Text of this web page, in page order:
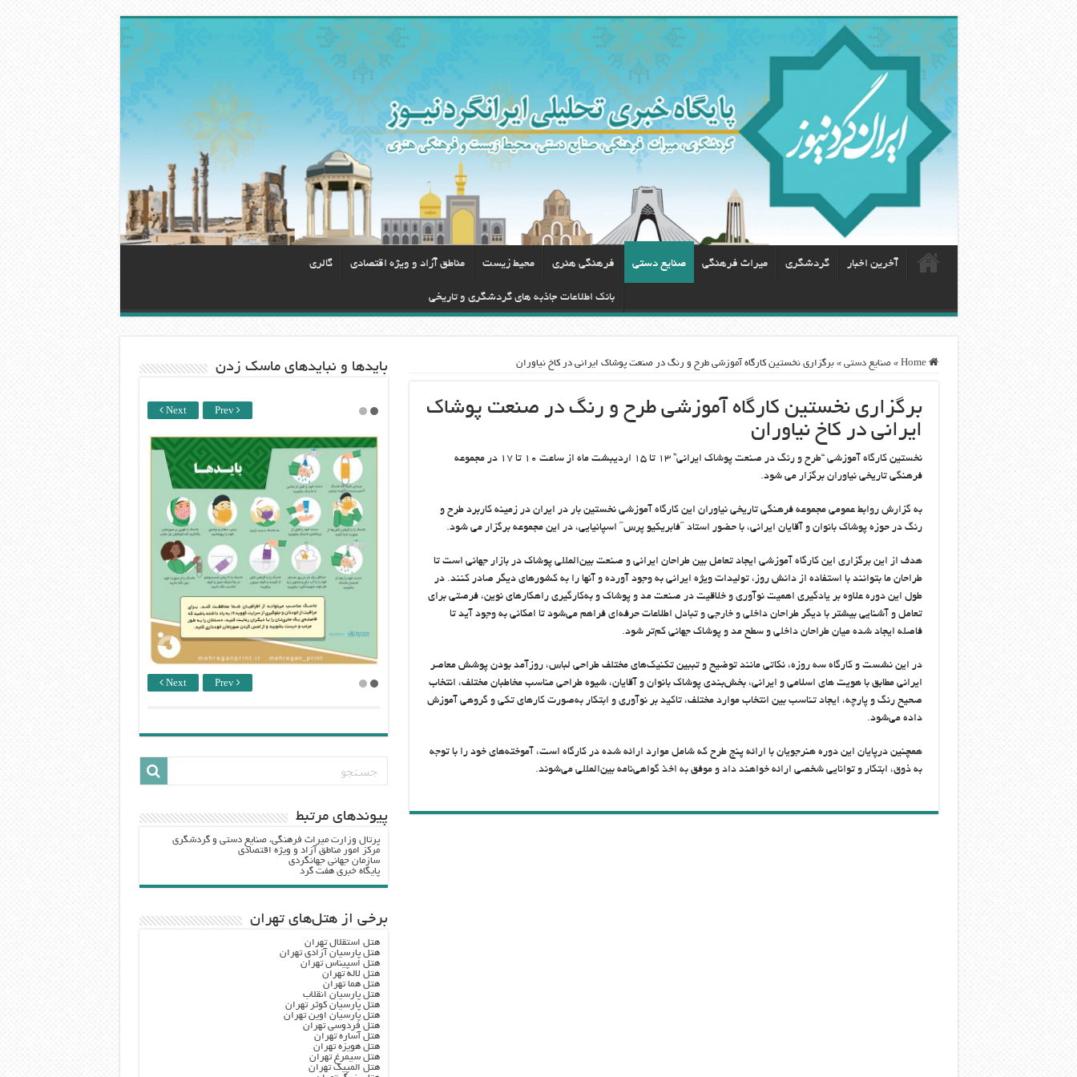
آخرین اخبار گردشگری ميراث فرهنگی صنایع دستی فرهنگی هنری محيط زيست مناطق آزاد و ویژه اقتصادی گالری
بانک اطلاعات جاذبه های گردشگری و تاریخی
Home
» صنایع دستی » برگزاری نخستین کارگاه آموزشی طرح و رنگ در صنعت پوشاک ایرانی در کاخ نیاوران
برگزاری نخستین کارگاه آموزشی طرح و رنگ در صنعت پوشاک
ایرانی در کاخ نیاوران
نخستین کارگاه آموزشی “طرح و رنگ در صنعت پوشاک ایرانی” ۱۳ تا ۱۵ اردیبشت ماه از ساعت ۱۰ تا ۱۷ در مجموعه
فرهنگی تاریخی نیاوران برگزار می شود.
به گزارش روابط عمومی مجموعه فرهنگی تاریخی نیاوران این کارگاه آموزشی نخستین بار در ایران در زمینه کاربرد طرح و
رنگ در حوزه پوشاک بانوان و آقایان ایرانی، با حضور استاد ˝فابریکیو پرس˝ اسپانیایی، در این مجموعه برگزار می شود.
هدف از این برگزاری این کارگاه آموزشی ایجاد تعامل بین طراحان ایرانی و صنعت بین‌المللی پوشاک در بازار جهانی است تا
طراحان ما بتوانند با استفاده از دانش روز، تولیدات ویژه ایرانی به وجود آورده و آنها را به کشورهای دیگر صادر کنند. در
طول این دوره علاوه بر یادگیری اهمیت نوآوری و خلاقیت در صنعت مد و پوشاک و به‌کارگیری راهکارهای نوین، فرصتی برای
تعامل و آشنایی بیشتر با دیگر طراحان داخلی و خارجی و تبادل اطلاعات حرفه‌ای فراهم می‌شود تا امکانی به وجود ‌آید تا
فاصله ایجاد شده میان طراحان داخلی و سطح مد و پوشاک جهانی کم‌تر شود.
در این نشست و کارگاه سه روزه، نکاتی مانند توضیح و تببین تکنیک‌های مختلف طراحی لباس، روزآمد بودن پوشش معاصر
ایرانی مطابق با هویت های اسلامی و ایرانی، بخش‌بندی پوشاک بانوان و آقایان، شیوه طراحی مناسب مخاطبان مختلف، انتخاب
صحیح رنگ و پارچه، ایجاد تناسب بین انتخاب موارد مختلف، تاکید بر نوآوری و ابتکار به‌صورت کارهای تکی و گروهی آموزش
داده می‌شود.
همچنین درپایان این دوره هنرجویان با ارائه پنج طرح که شامل موارد ارائه شده در کارگاه است، آموخته‌های خود را با توجه
به ذوق، ابتکار و توانایی شخصی ارائه خواهند داد و موفق به اخذ گواهی‌نامه بین‌المللی می‌شوند.
باید‌ها و نبایدهای ماسک زدن
Next Prev
Next Prev
پيوندهاي مرتبط
پرتال وزارت ميراث فرهنگي، صنایع دستی و گردشگري
مرکز امور مناطق آزاد و ویژه اقتصادی
سازمان جهانی جهانگردی
پایگاه خبری هفت گرد
برخی از هتل‌های تهران
هتل استقلال تهران
هتل پارسیان آزادی تهران
هتل اسپیناس تهران
هتل لاله تهران
هتل هما تهران
هتل پارسیان انقلاب
هتل پارسیان کوثر تهران
هتل پارسیان اوین تهران
هتل فردوسی تهران
هتل آساره تهران
هتل هویزه تهران
هتل سیمرغ تهران
هتل المپیک تهران